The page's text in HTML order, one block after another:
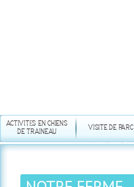
ACTIVITÉS EN CHIENS
DE TRAINEAU
VISITE DE PARC